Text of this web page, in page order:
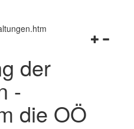
der
-
die OÖ